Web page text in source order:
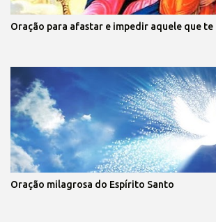
Oração para afastar e impedir aquele que te
Oração milagrosa do Espírito Santo